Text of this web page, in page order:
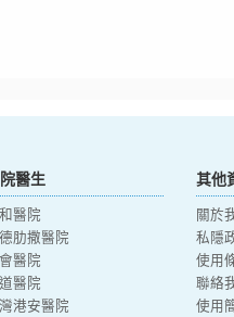
醫生
醫院
肋撒醫院
醫院
醫院
港安醫院
其他
關於
私隱
使用
聯絡
使用